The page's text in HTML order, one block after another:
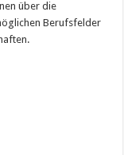
über die
Berufsfelder